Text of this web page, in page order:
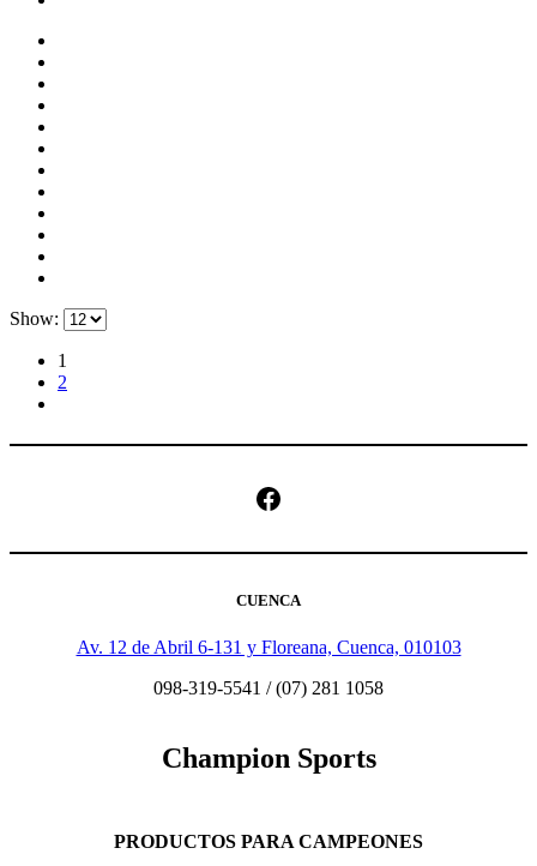
Show:
1
2
Facebook
CUENCA
Av. 12 de Abril 6-131 y Floreana, Cuenca, 010103
098-319-5541 / (07) 281 1058
Champion Sports
PRODUCTOS PARA CAMPEONES